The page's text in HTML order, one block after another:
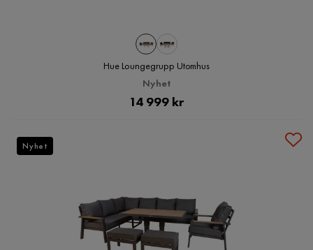
Hue Loungegrupp Utomhus
Nyhet
Pris
14 999 kr
Nyhet